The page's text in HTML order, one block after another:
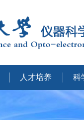
人才培养 科